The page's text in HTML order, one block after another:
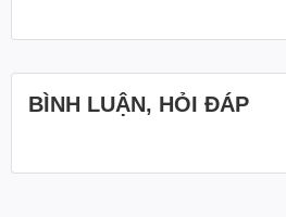
BÌNH LUẬN, HỎI ĐÁP